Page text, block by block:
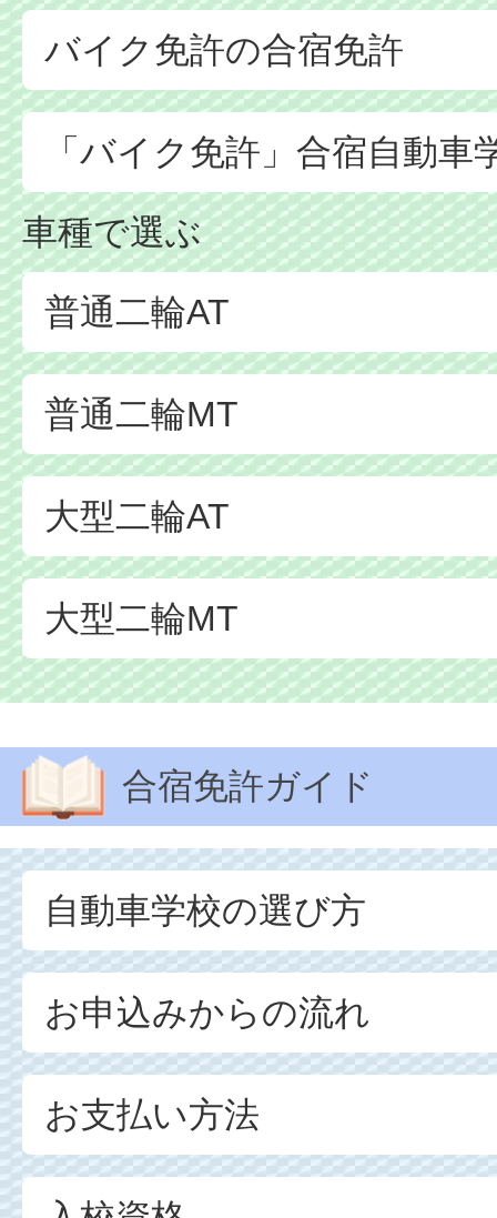
バイク免許の合宿免許
「バイク免許」合宿自動車
車種で選ぶ
普通二輪AT
普通二輪MT
大型二輪AT
大型二輪MT
合宿免許ガイド
自動車学校の選び方
お申込みからの流れ
お支払い方法